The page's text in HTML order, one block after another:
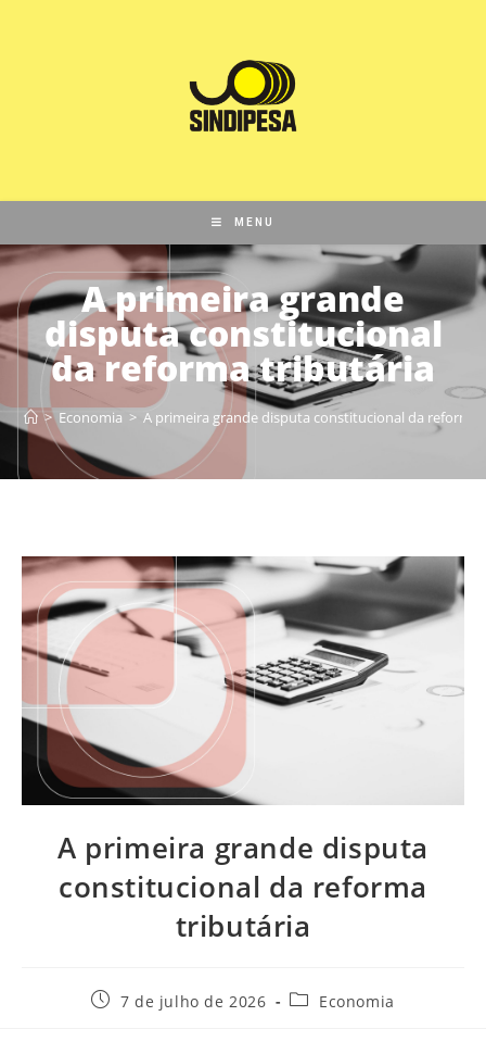
MENU
A primeira grande
disputa constitucional
da reforma tributária
> Economia > A primeira grande disputa constitucional da
A primeira grande disputa
constitucional da reforma
tributária
7 de julho de 2026 Economia